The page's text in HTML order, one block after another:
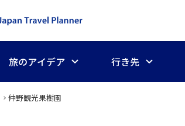
旅のアイデア 行き先
仲野観光果樹園